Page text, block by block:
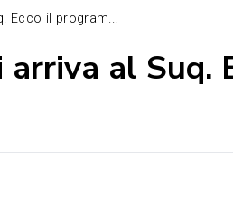
Ecco il program...
arriva al Suq.